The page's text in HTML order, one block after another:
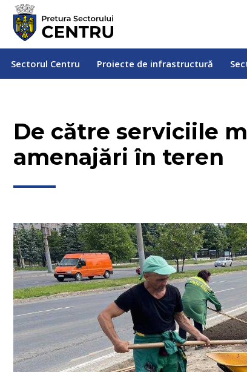
Sectorul Centru Proiecte de infrastructură
De către serviciile
amenajări în teren
Sectorul Centru Proiecte de infrastructură